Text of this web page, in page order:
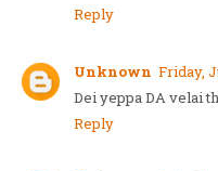
Reply
Unknown Friday,
Dei yeppa DA velai
Reply